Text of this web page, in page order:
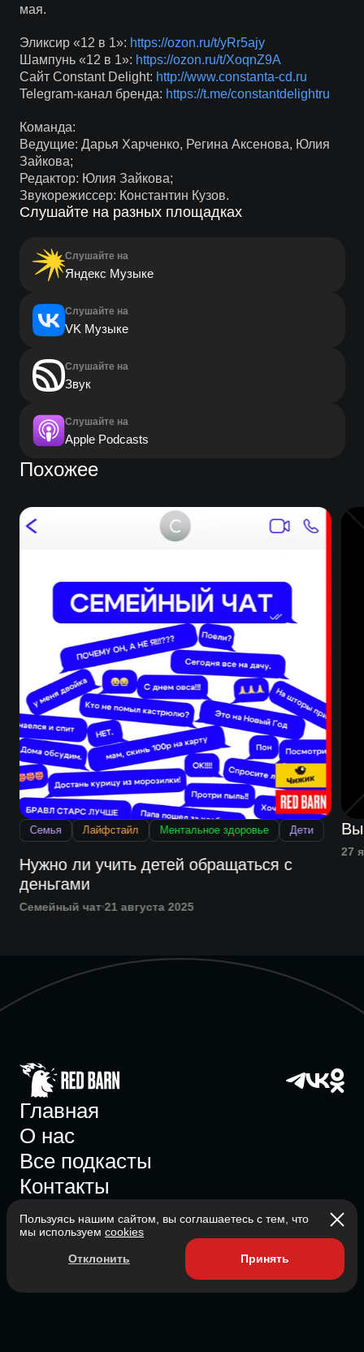
мая.
Эликсир «12 в 1»: https://ozon.ru/t/yRr5ajy
Шампунь «12 в 1»: https://ozon.ru/t/XoqnZ9A
Сайт Constant Delight: http://www.constanta-cd.ru
Telegram-канал бренда: https://t.me/constantdelightru
Команда:
Ведущие: Дарья Харченко, Регина Аксенова, Юлия
Зайкова;
Редактор: Юлия Зайкова;
Звукорежиссер: Константин Кузов.
Слушайте на разных площадках
Слушайте на
Яндекс Музыке
Слушайте на
VK Музыке
Слушайте на
Звук
Слушайте на
Apple Podcasts
Похожее
Семья Лайфстайл Ментальное здоровье Дети
Нужно ли учить детей обращаться с
деньгами
Семейный чат 21 августа 2025
27
Главная
О нас
Все подкасты
Контакты
Состоит в ассоциации с 2023
Пользуясь нашим сайтом, вы соглашаетесь с тем, что
мы используем cookies
Отклонить Принять